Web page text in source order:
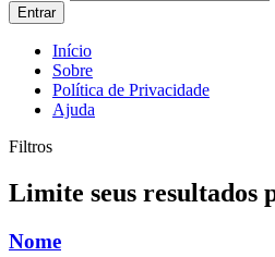
Entrar
Início
Sobre
Política de Privacidade
Ajuda
Filtros
Limite seus resultados
Nome